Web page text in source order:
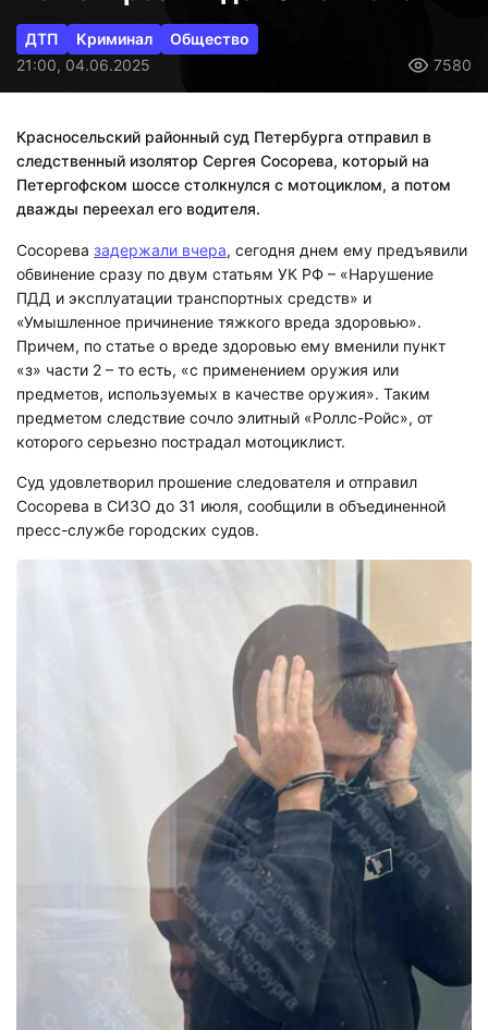
ДТП Криминал
Общество
21:00, 04.06.2025
7580
Красносельский районный суд Петербурга отправил в
следственный изолятор Сергея Сосорева, который на
Петергофском шоссе столкнулся с мотоциклом, а потом
дважды переехал его водителя.
Сосорева задержали вчера, сегодня днем ему предъявили
обвинение сразу по двум статьям УК РФ – «Нарушение
ПДД и эксплуатации транспортных средств» и
«Умышленное причинение тяжкого вреда здоровью».
Причем, по статье о вреде здоровью ему вменили пункт
«з» части 2 – то есть, «с применением оружия или
предметов, используемых в качестве оружия». Таким
предметом следствие сочло элитный «Роллс-Ройс», от
которого серьезно пострадал мотоциклист.
Суд удовлетворил прошение следователя и отправил
Сосорева в СИЗО до 31 июля, сообщили в объединенной
пресс-службе городских судов.